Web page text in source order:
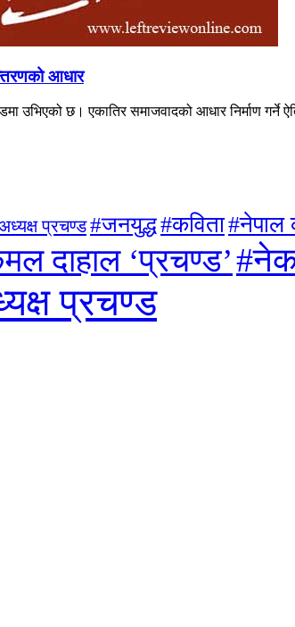
आधार
छ। एकातिर समाजवादको आधार निर्माण गर्ने
प्रचण्ड#जनयुद्ध#कविता#नेपाल
दाहाल ‘प्रचण्ड’
प्रचण्ड